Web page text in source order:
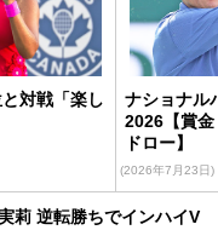
対戦「楽し
ナショナル
2026【賞金
ドロー】
(2026年7月23日)
莉 逆転勝ちでインハイV